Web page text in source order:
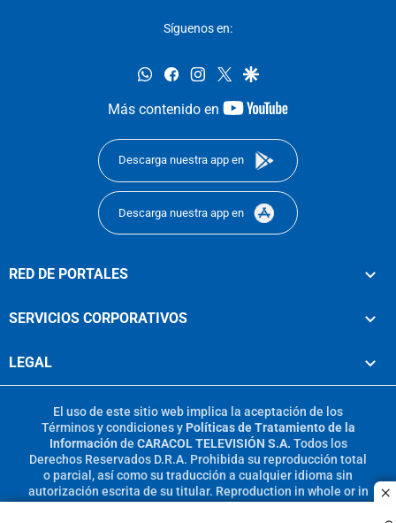
Síguenos en:
whatsappfacebookinstagram
twittergoogle
Más contenido en
youtube-
Descarga nuestra app en
Descarga nuestra app en
RED DE PORTALES
SERVICIOS CORPORATIVOS
LEGAL
El uso de este sitio web implica la aceptación de los
Términos y condicionesy Políticas de Tratamiento de la
Información de CARACOL TELEVISIÓN S.A. Todos los
Derechos Reservados D.R.A. Prohibida su reproducción total
o parcial, así como su traducción a cualquier idioma sin
autorización escrita de su titular. Reproduction in whole or in